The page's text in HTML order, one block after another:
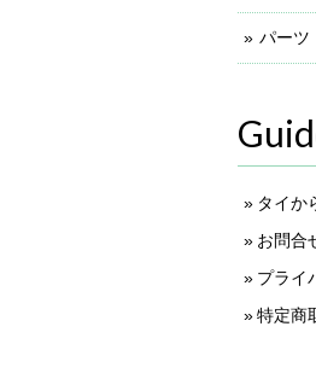
パーツ
タイか
お問合
プライ
特定商